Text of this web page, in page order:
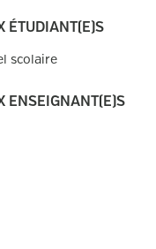
ÉTUDIANT(E)S
scolaire
ENSEIGNANT(E)S